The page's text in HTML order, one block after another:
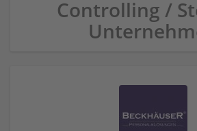
Controlling /